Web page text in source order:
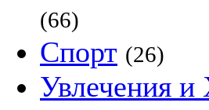
(66)
Спорт (26)
Увлечения и